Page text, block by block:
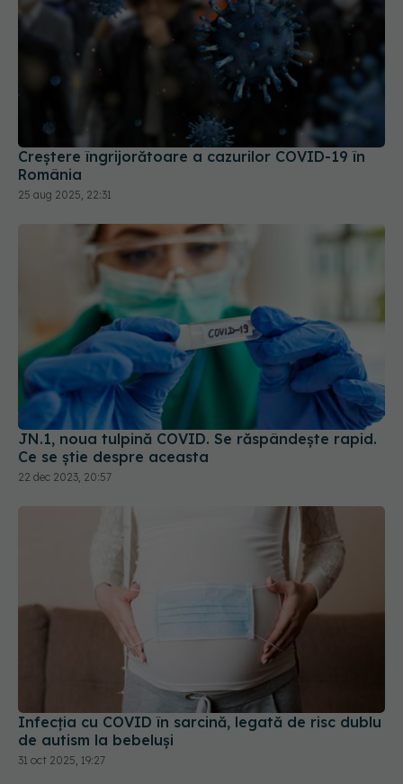
Creștere îngrijorătoare a cazurilor COVID-19 în
25 aug 2025, 22:31
JN.1, noua tulpină COVID. Se răspândește rapid.
Ce se știe despre aceasta
22 dec 2023, 20:57
Infecția cu COVID în sarcină, legată de risc dublu
de autism la bebeluși